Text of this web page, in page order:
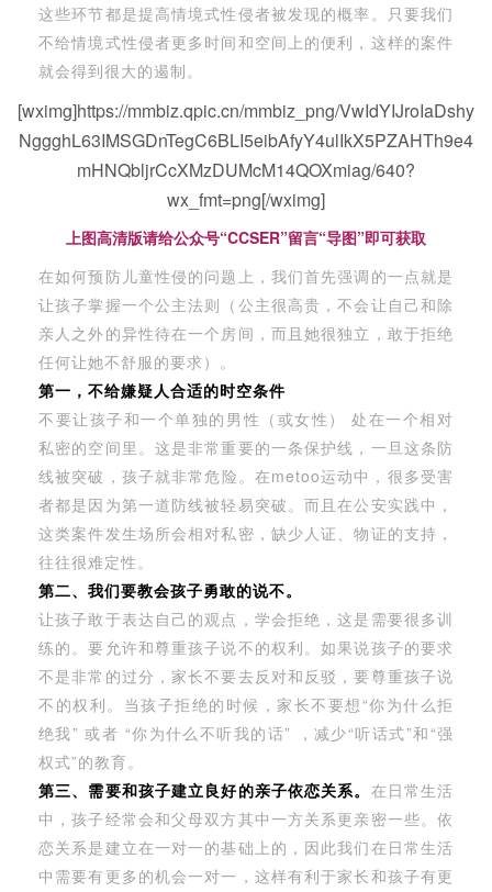
这些环节都是提高情境式性侵者被发现的概率。只要我们
不给情境式性侵者更多时间和空间上的便利，这样的案件
就会得到很大的遏制。
[wximg]https://mmbiz.qpic.cn/mmbiz_png/VwIdYIJroIaDshy
NggghL63IMSGDnTegC6BLI5eibAfyY4ulIkX5PZAHTh9e4
mHNQbljrCcXMzDUMcM14QOXmiag/640?
wx_fmt=png[/wximg]
上图高清版请给公众号“CCSER”留言“导图”即可获取
在如何预防儿童性侵的问题上，我们首先强调的一点就是
让孩子掌握一个公主法则（公主很高贵，不会让自己和除
亲人之外的异性待在一个房间，而且她很独立，敢于拒绝
任何让她不舒服的要求）。
第一，不给嫌疑人合适的时空条件
不要让孩子和一个单独的男性（或女性） 处在一个相对
私密的空间里。这是非常重要的一条保护线，一旦这条防
线被突破，孩子就非常危险。在metoo运动中，很多受害
者都是因为第一道防线被轻易突破。而且在公安实践中，
这类案件发生场所会相对私密，缺少人证、物证的支持，
往往很难定性。
第二、我们要教会孩子勇敢的说不。
让孩子敢于表达自己的观点，学会拒绝，这是需要很多训
练的。要允许和尊重孩子说不的权利。如果说孩子的要求
不是非常的过分，家长不要去反对和反驳，要尊重孩子说
不的权利。当孩子拒绝的时候，家长不要想“你为什么拒
绝我” 或者 “你为什么不听我的话” ，减少“听话式”和“强
权式”的教育。
第三、需要和孩子建立良好的亲子依恋关系。 在日常生活
中，孩子经常会和父母双方其中一方关系更亲密一些。依
恋关系是建立在一对一的基础上的，因此我们在日常生活
中需要有更多的机会一对一，这样有利于家长和孩子有更